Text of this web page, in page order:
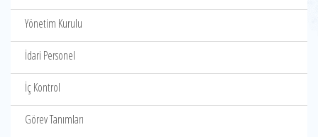
Yönetim Kurulu
İdari Personel
İç Kontrol
Görev Tanımları